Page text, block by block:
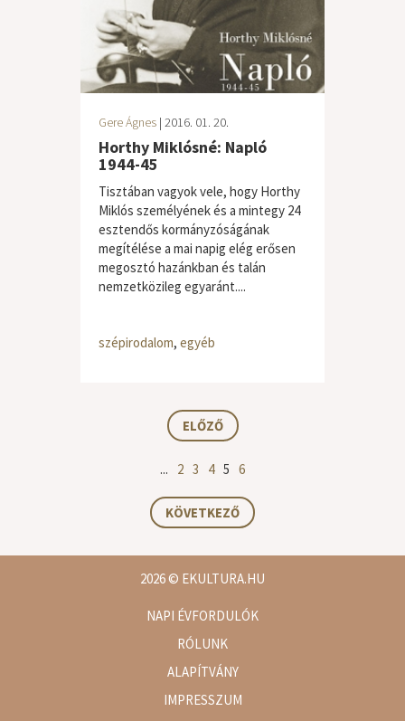
Gere Ágnes | 2016. 01. 20.
Horthy Miklósné: Napló
1944-45
Tisztában vagyok vele, hogy Horthy
Miklós személyének és a mintegy 24
esztendős kormányzóságának
megítélése a mai napig elég erősen
megosztó hazánkban és talán
nemzetközileg egyaránt....
szépirodalom, egyéb
ELŐZŐ
... 2 3 4 5 6
KÖVETKEZŐ
2026© EKULTURA.HU
NAPI ÉVFORDULÓK
RÓLUNK
ALAPÍTVÁNY
IMPRESSZUM